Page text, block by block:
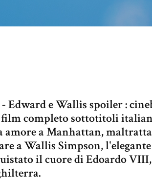
Edward e Wallis spoiler :
film completo sottotitoli
amore a Manhattan,
a Wallis Simpson,
il cuore di Edoardo